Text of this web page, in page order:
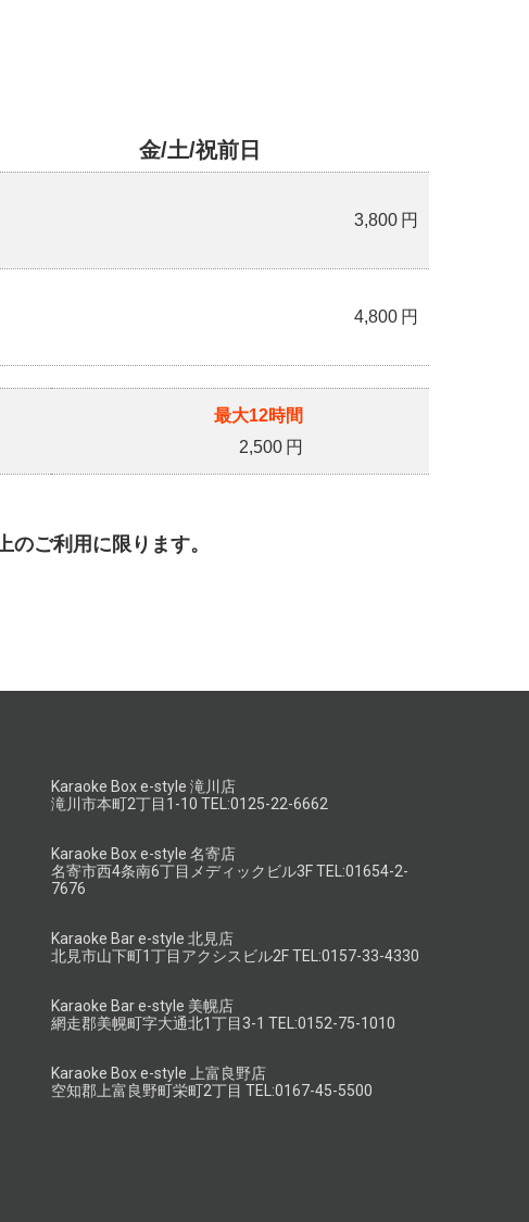
金/土/祝前日
3,800 円
4,800 円
最大12時間
2,500 円
ご利用に限ります。
Karaoke Box e-style 滝川店
滝川市本町2丁目1-10 TEL:0125-22-6662
Karaoke Box e-style 名寄店
名寄市西4条南6丁目メディックビル3F TEL:01654-2-
7676
Karaoke Bar e-style 北見店
北見市山下町1丁目アクシスビル2F TEL:0157-33-4330
Karaoke Bar e-style 美幌店
網走郡美幌町字大通北1丁目3-1 TEL:0152-75-1010
Karaoke Box e-style 上富良野店
空知郡上富良野町栄町2丁目 TEL:0167-45-5500